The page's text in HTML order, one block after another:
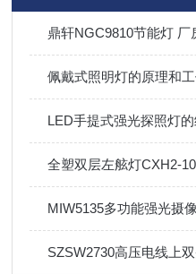
鼎轩NGC9810节能灯 厂
佩戴式照明灯的原理和
LED手提式强光探照灯
全塑双层左舷灯CXH2-